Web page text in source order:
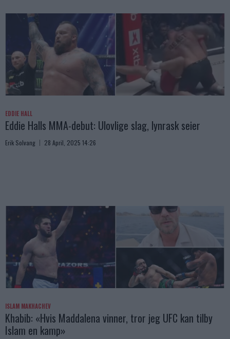
EDDIE HALL
Eddie Halls MMA-debut: Ulovlige slag, lynrask seier
Erik Solvang 28 April, 2025 14:26
ISLAM MAKHACHEV
Khabib: «Hvis Maddalena vinner, tror jeg UFC kan tilby
Islam en kamp»